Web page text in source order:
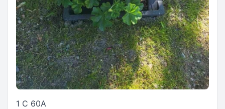
1 C 60A